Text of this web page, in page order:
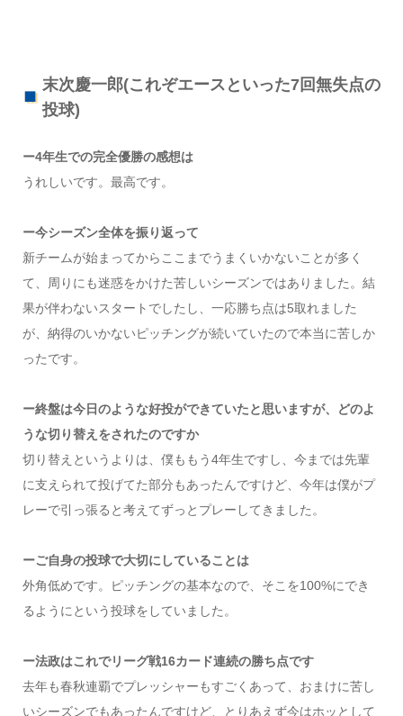
末次慶一郎(これぞエースといった7回無失点の
投球)
ー4年生での完全優勝の感想は
うれしいです。最高です。
ー今シーズン全体を振り返って
新チームが始まってからここまでうまくいかないことが多く
て、周りにも迷惑をかけた苦しいシーズンではありました。結
果が伴わないスタートでしたし、一応勝ち点は5取れました
が、納得のいかないピッチングが続いていたので本当に苦しか
ったです。
ー終盤は今日のような好投ができていたと思いますが、どのよ
うな切り替えをされたのですか
切り替えというよりは、僕ももう4年生ですし、今までは先輩
に支えられて投げてた部分もあったんですけど、今年は僕がプ
レーで引っ張ると考えてずっとプレーしてきました。
ーご自身の投球で大切にしていることは
外角低めです。ピッチングの基本なので、そこを100%にでき
るようにという投球をしていました。
ー法政はこれでリーグ戦16カード連続の勝ち点です
去年も春秋連覇でプレッシャーもすごくあって、おまけに苦し
いシーズンでもあったんですけど、とりあえず今はホッとして